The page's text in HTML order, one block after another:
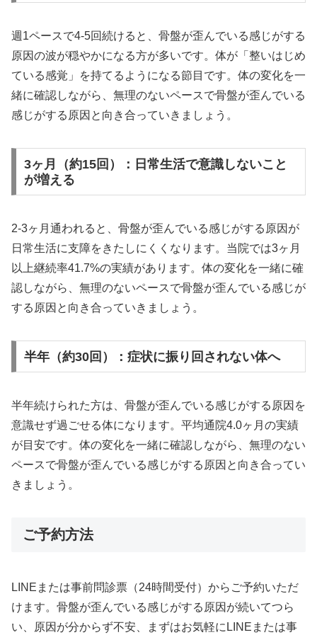
週1ペースで4-5回続けると、骨盤が歪んでいる感じがする
原因の波が穏やかになる方が多いです。体が「整いはじめ
ている感覚」を持てるようになる節目です。体の変化を一
緒に確認しながら、無理のないペースで骨盤が歪んでいる
感じがする原因と向き合っていきましょう。
3ヶ月（約15回）：日常生活で意識しないこと
が増える
2-3ヶ月通われると、骨盤が歪んでいる感じがする原因が
日常生活に支障をきたしにくくなります。当院では3ヶ月
以上継続率41.7%の実績があります。体の変化を一緒に確
認しながら、無理のないペースで骨盤が歪んでいる感じが
する原因と向き合っていきましょう。
半年（約30回）：症状に振り回されない体へ
半年続けられた方は、骨盤が歪んでいる感じがする原因を
意識せず過ごせる体になります。平均通院4.0ヶ月の実績
が目安です。体の変化を一緒に確認しながら、無理のない
ペースで骨盤が歪んでいる感じがする原因と向き合ってい
きましょう。
ご予約方法
LINEまたは事前問診票（24時間受付）からご予約いただ
けます。骨盤が歪んでいる感じがする原因が続いてつら
い、原因が分からず不安、まずはお気軽にLINEまたは事